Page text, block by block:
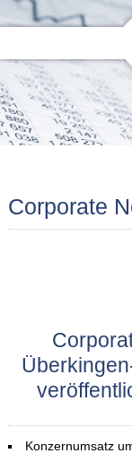
Corporate
Konzernumsatz